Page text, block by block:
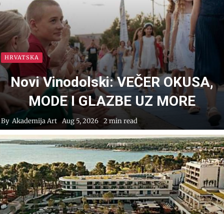
HRVATSKA
Novi Vinodolski: VEČER OKUSA,
MODE I GLAZBE UZ MORE
By Akademija Art Aug 5, 2026 2 min read